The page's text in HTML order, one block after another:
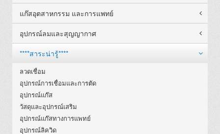
แก๊สอุตสาหกรรม และการแพทย์
อุปกรณ์ลมและสุญญากาศ
****สาระน่ารู้****
ลวดเชื่อม
อุปกรณ์การเชื่อมและการตัด
อุปกรณ์แก๊ส
วัสดุและอุปกรณ์เสริม
อุปกรณ์แก๊สทางการแพทย์
อุปกรณ์ลิควิด